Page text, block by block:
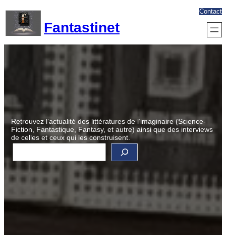
contenu
Fantastinet
Contact
Retrouvez l’actualité des littératures de l’imaginaire (Science-
Fiction, Fantastique, Fantasy, et autre) ainsi que des interviews
de celles et ceux qui les construisent.
R
c
h
e
h